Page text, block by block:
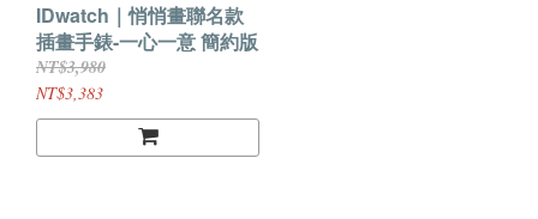
IDwatch｜悄悄畫聯名款
插畫手錶-一心一意 簡約版
NT$3,980
NT$3,383